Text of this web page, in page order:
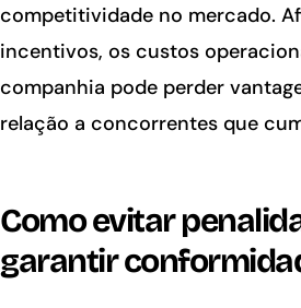
competitividade no mercado.
incentivos, os custos
companhia pode perder
relação a concorrentes que
Como evitar
garantir